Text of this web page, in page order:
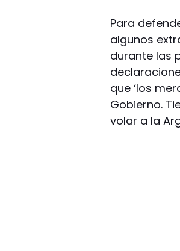
Para
algunos
durante las
que ‘los
Gobierno.
volar a la